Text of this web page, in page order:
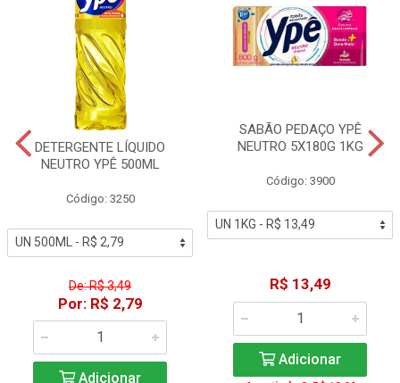
DETERGENTE LÍQUIDO
NEUTRO YPÊ 500ML
Código: 3250
De: R$ 3,49
Por: R$ 2,79
Adicionar
SABÃO PEDAÇO YPÊ
NEUTRO 5X180G 1KG
Código: 3900
R$ 13,49
Adicionar